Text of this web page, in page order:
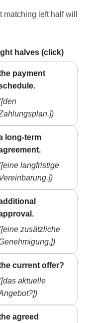
left half will
halves (click)
payment
long-term
langfristige
zusätzliche
current offer?
aktuelle
agreed